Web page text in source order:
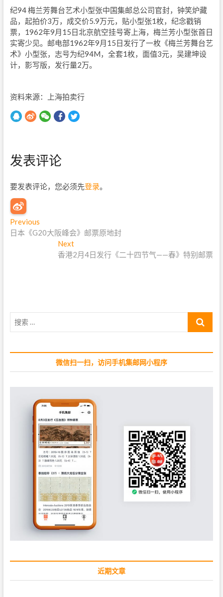
纪94 梅兰芳舞台艺术小型张中国集邮总公司官封，钟笑炉藏
品，起拍价3万，成交价5.9万元，贴小型张1枚，纪念戳销
票，1962年9月15日北京航空挂号寄上海，梅兰芳小型张首日
实寄少见。邮电部1962年9月15日发行了一枚《梅兰芳舞台艺
术》小型张，志号为纪94M，全套1枚，面值3元，吴建坤设
计，影写版，发行量2万。
资料来源：上海拍卖行
发表评论
要发表评论，您必须先登录。
文
章
Previous
r
s
:
日本《G20大阪峰会》邮票原地封
Next
e
:
香港2月4日发行《二十四节气——春》特别邮票
微信扫一扫，访问手机集邮网小程序
近期文章